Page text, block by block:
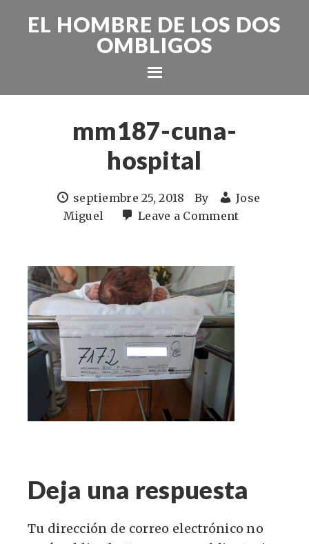
EL HOMBRE DE LOS DOS
OMBLIGOS
mm187-cuna-
hospital
septiembre 25, 2018 By
Jose
Miguel
Leave a Comment
Deja una respuesta
Tu dirección de correo electrónico no